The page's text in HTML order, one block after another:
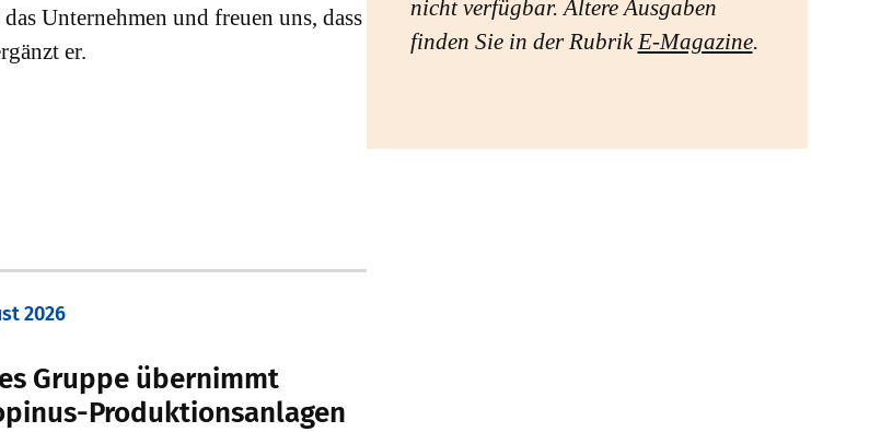
Unternehmen und freuen uns, dass
er.
2026
Gruppe übernimmt
Produktionsanlagen
nicht verfügbar. Ältere Ausgaben
finden Sie in der RubrikE-Magazine.